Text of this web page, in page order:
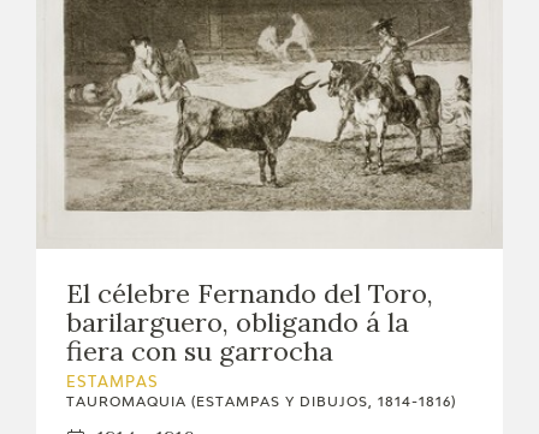
El célebre Fernando del Toro,
barilarguero, obligando á la
fiera con su garrocha
ESTAMPAS
TAUROMAQUIA (ESTAMPAS Y DIBUJOS, 1814-1816)